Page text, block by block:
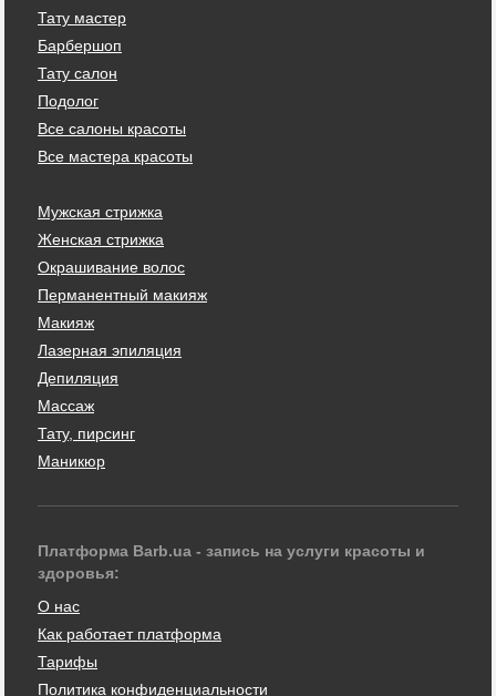
Тату мастер
Барбершоп
Тату салон
Подолог
Все салоны красоты
Все мастера красоты
Мужская стрижка
Женская стрижка
Окрашивание волос
Перманентный макияж
Макияж
Лазерная эпиляция
Депиляция
Массаж
Тату, пирсинг
Маникюр
Платформа Barb.ua - запись на услуги красоты и
здоровья:
О нас
Как работает платформа
Тарифы
Политика конфиденциальности